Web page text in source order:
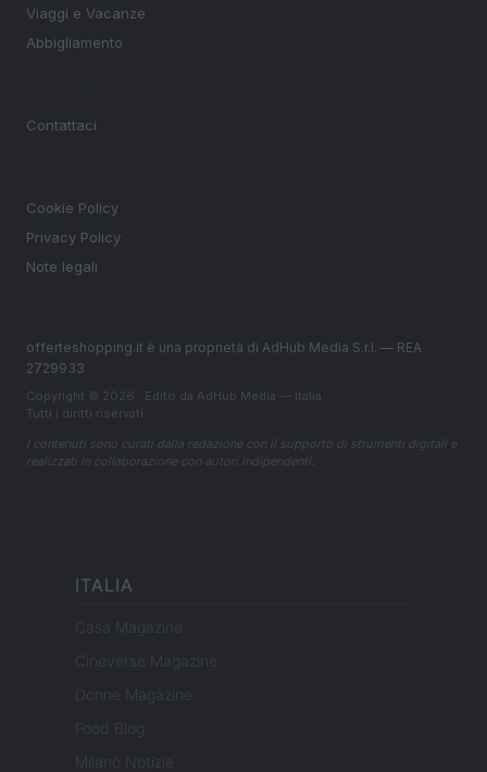
Viaggi e Vacanze
Abbigliamento
Contattaci
Cookie Policy
Privacy Policy
Note legali
offerteshopping.it è una proprietà di AdHub Media S.r.l. — REA
2729933
Copyright © 2026 · Edito da AdHub Media — Italia
Tutti i diritti riservati
I contenuti sono curati dalla redazione con il supporto di strumenti digitali e
realizzati in collaborazione con autori indipendenti.
ITALIA
Casa Magazine
Cineverse Magazine
Donne Magazine
Food Blog
Milano Notizie